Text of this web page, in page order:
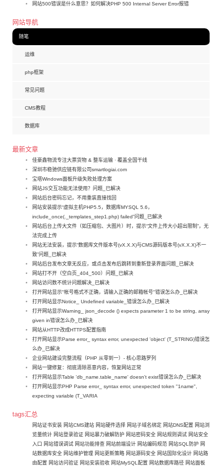
网站500错误是什么意思？如何解决PHP 500 Internal Server Error报错
网站导航
随笔
运维
php框架
常见问题
CMS教程
数据库
最新文章
佳豪鑫物流专注大票货物 & 整车运输 · 覆盖全国干线
深圳市稳驰供应链有限公司smartlogiai.com
宝塔Windows面板升级失败处理方案
网站JS交互功能无法使用？问题_已解决
网站后台密码忘记，不用重装直接找回
网站安装提示“虚拟主机PHP5.5，数据库MYSQL 5.6，
include_once(._templates_step1.php) failed”问题_已解决
网站后台上传大文件（如压缩包、大图片）时，提示“文件上传大小超出限制”，无
法完成上传
网站无法安装，提示“数据库文件版本号(vX.X.X)与CMS源码版本号(vX.X.X)不一
致”问题_已解决
网站后台发布文章无反应，或点击发布后跳转到重新登录界面问题_已解决
网站打不开（空白页_404_500）问题_已解决
网站访问数不统计问题解决_已解决
打开网站显示"帐号格式不正确，请输入正确的邮箱帐号"错误怎么办_已解决
打开网站显示Notice_ Undefined variable_错误怎么办_已解决
打开网站显示Warning_ json_decode () expects parameter 1 to be string, array
given in错误怎么办_已解决
网站从HTTP改成HTTPS配置指南
打开网站显示Parse error_ syntax error, unexpected 'object' (T_STRING)错误怎
么办_已解决
企业网站建设完整流程（PHP 从零到一）- 核心思路罗列
网站一键修复：彻底清除恶意内容，恢复网站正常
打开网站显示Table 'db_name.table_name' doesn't exist错误怎么办_已解决
打开网站显示PHP Parse error_ syntax error, unexpected token "1name",
expecting variable (T_VARIA
tags汇总
网站证书安装 网站CMS建站 网站硬件选择 网站子域名绑定 网站DNS配置 网站浏
览量统计 网站登录验证 网站暴力破解防护 网站密码安全 网站规则调试 网站安全
入口 网站错误调试 网站功能排查 网站前端设计 网站编码规范 网站SQL防护 网
站数据库安全 网站维护管理 网站更新策略 网站源码安全 网站国际化设计 网站路
由配置 网站访问验证 网站安装验收 网站MySQL配置 网站数据库路径 网站面板